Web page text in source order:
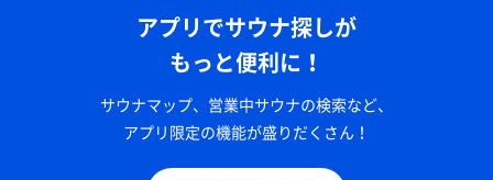
アプリでサウナ探しが
もっと便利に！
サウナマップ、営業中サウナの検索など、
アプリ限定の機能が盛りだくさん！